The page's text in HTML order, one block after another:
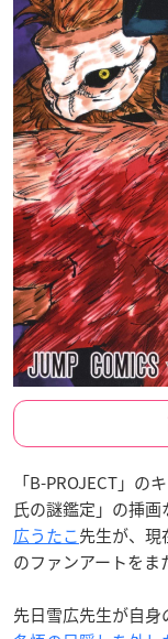
「B-PROJECT」の
氏の謎鑑定」の挿画
広うたこ先生が、現
のファンアートをま
先日雪広先生が自